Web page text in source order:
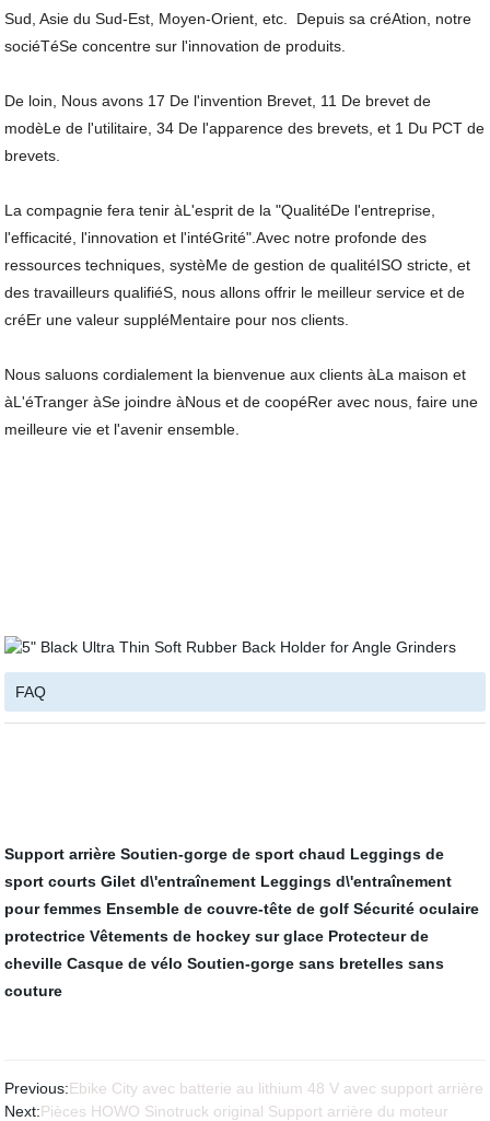
Sud, Asie du Sud-Est, Moyen-Orient, etc. Depuis sa créAtion, notre
sociéTéSe concentre sur l'innovation de produits.
De loin, Nous avons 17 De l'invention Brevet, 11 De brevet de
modèLe de l'utilitaire, 34 De l'apparence des brevets, et 1 Du PCT de
brevets.
La compagnie fera tenir àL'esprit de la "QualitéDe l'entreprise,
l'efficacité, l'innovation et l'intéGrité".Avec notre profonde des
ressources techniques, systèMe de gestion de qualitéISO stricte, et
des travailleurs qualifiéS, nous allons offrir le meilleur service et de
créEr une valeur suppléMentaire pour nos clients.
Nous saluons cordialement la bienvenue aux clients àLa maison et
àL'éTranger àSe joindre àNous et de coopéRer avec nous, faire une
meilleure vie et l'avenir ensemble.
FAQ
Support arrière Soutien-gorge de sport chaud Leggings de
sport courts Gilet d\'entraînement Leggings d\'entraînement
pour femmes Ensemble de couvre-tête de golf Sécurité oculaire
protectrice Vêtements de hockey sur glace Protecteur de
cheville Casque de vélo Soutien-gorge sans bretelles sans
couture
Previous:Ebike City avec batterie au lithium 48 V avec support arrière
Next:Pièces HOWO Sinotruck original Support arrière du moteur